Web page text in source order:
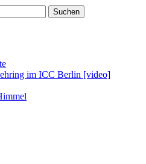
im ICC Berlin [video]